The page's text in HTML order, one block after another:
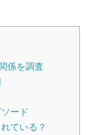
係を調査
ード
ている？